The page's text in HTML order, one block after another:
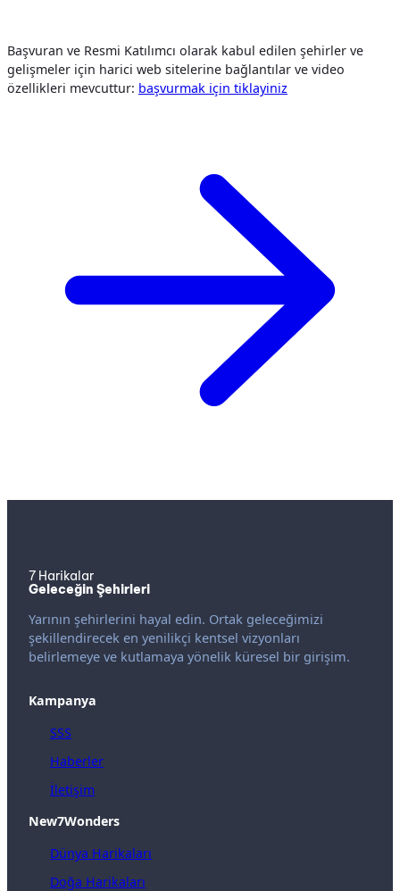
Başvuran ve Resmi Katılımcı olarak kabul edilen şehirler ve
gelişmeler için harici web sitelerine bağlantılar ve video
özellikleri mevcuttur: başvurmak i̇çi̇n tiklayiniz
7 Harikalar
Geleceğin Şehirleri
Yarının şehirlerini hayal edin. Ortak geleceğimizi
şekillendirecek en yenilikçi kentsel vizyonları
belirlemeye ve kutlamaya yönelik küresel bir girişim.
Kampanya
SSS
Haberler
İletişim
New7Wonders
Dünya Harikaları
Doğa Harikaları